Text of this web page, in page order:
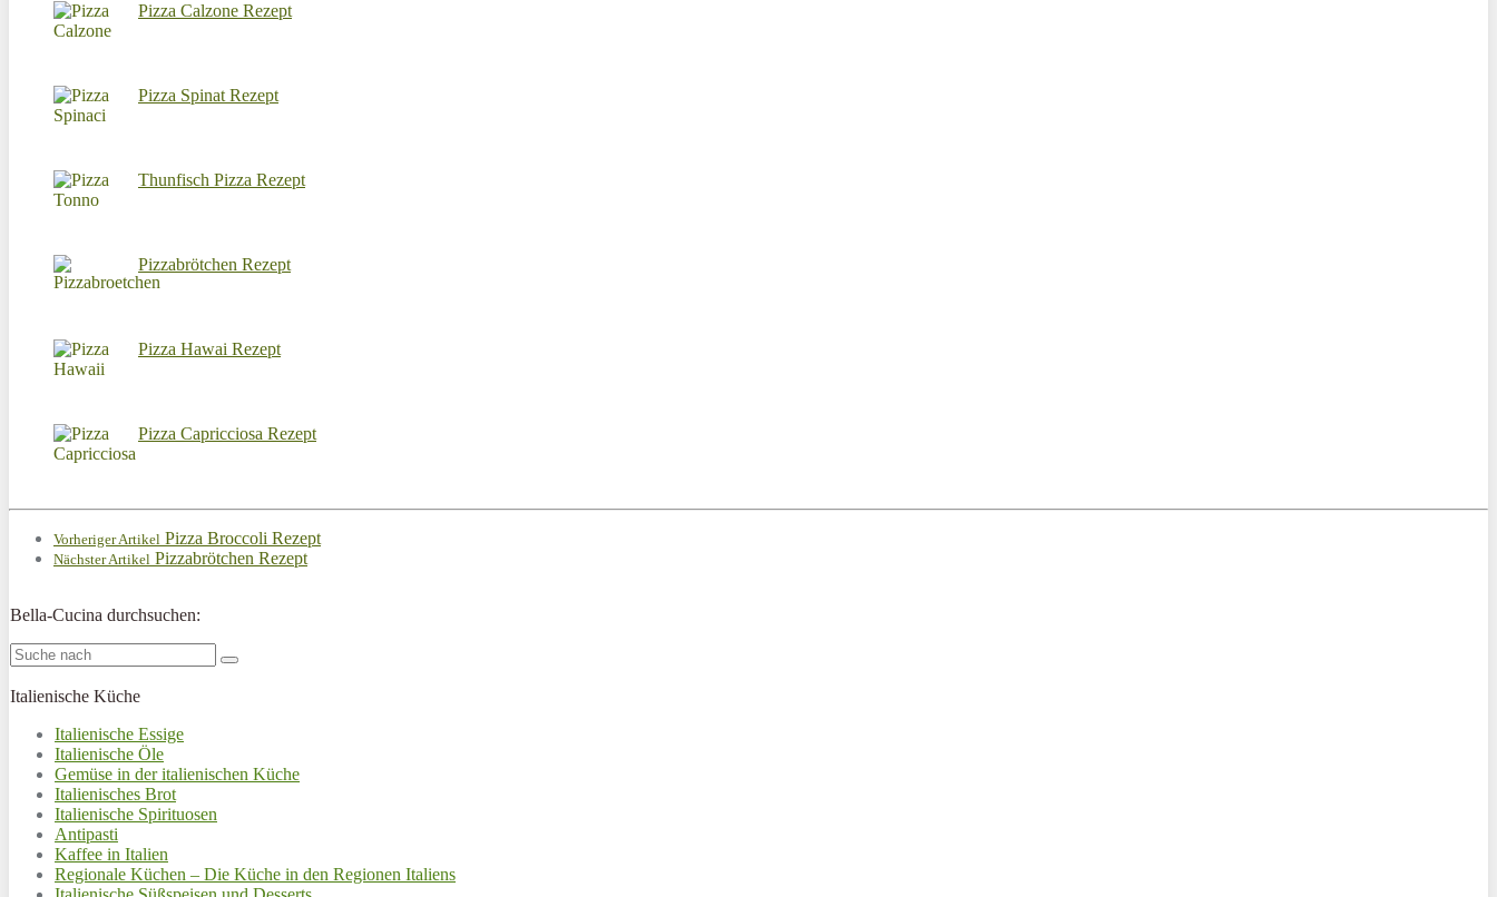
Pizza Calzone Rezept
Pizza Spinat Rezept
Thunfisch Pizza Rezept
Pizzabrötchen Rezept
Pizza Hawai Rezept
Pizza Capricciosa Rezept
Vorheriger Artikel Pizza Broccoli Rezept
Nächster Artikel Pizzabrötchen Rezept
Bella-Cucina durchsuchen:
Italienische Küche
Italienische Essige
Italienische Öle
Gemüse in der italienischen Küche
Italienisches Brot
Italienische Spirituosen
Antipasti
Kaffee in Italien
Regionale Küchen – Die Küche in den Regionen Italiens